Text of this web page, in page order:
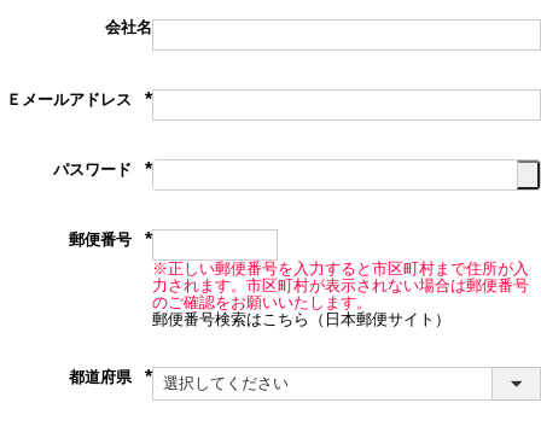
会社名
Ｅメールアドレス
(必
パスワード
(必
郵便番号
(必
須)※正しい郵便番号を入力すると市区町村まで住所が入
力されます。市区町村が表示されない場合は郵便番号
のご確認をお願いいたします。
郵便番号検索はこちら（日本郵便サイト）
都道府県